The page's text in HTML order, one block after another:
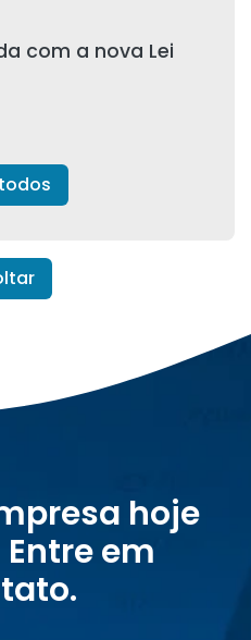
com a nova Lei
hoje
em